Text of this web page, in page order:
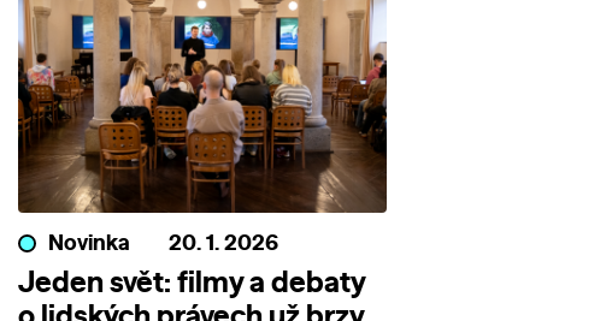
Novinka 20. 1. 2026
Jeden svět: filmy a debaty